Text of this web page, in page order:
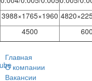
3988×1765×1960
4500
Главная
O компании
Вакансии